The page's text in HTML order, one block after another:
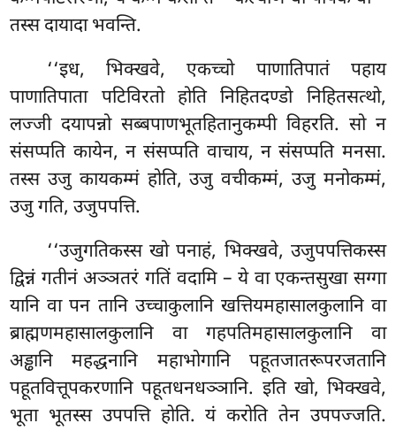
तस्स दायादा भवन्ति.
‘‘इध, भिक्खवे, एकच्चो पाणातिपातं पहाय
पाणातिपाता पटिविरतो होति निहितदण्डो निहितसत्थो,
लज्जी दयापन्नो सब्बपाणभूतहितानुकम्पी विहरति. सो न
संसप्पति कायेन, न संसप्पति वाचाय, न संसप्पति मनसा.
तस्स उजु कायकम्मं होति, उजु वचीकम्मं, उजु मनोकम्मं,
उजु गति, उजुपपत्ति.
‘‘उजुगतिकस्स खो पनाहं, भिक्खवे, उजुपपत्तिकस्स
द्विन्नं गतीनं अञ्ञतरं गतिं वदामि – ये वा एकन्तसुखा सग्गा
यानि वा पन तानि उच्चाकुलानि खत्तियमहासालकुलानि वा
ब्राह्मणमहासालकुलानि वा गहपतिमहासालकुलानि वा
अड्ढानि महद्धनानि महाभोगानि पहूतजातरूपरजतानि
पहूतवित्तूपकरणानि पहूतधनधञ्ञानि. इति खो, भिक्खवे,
भूता भूतस्स उपपत्ति होति. यं करोति तेन उपपज्जति.